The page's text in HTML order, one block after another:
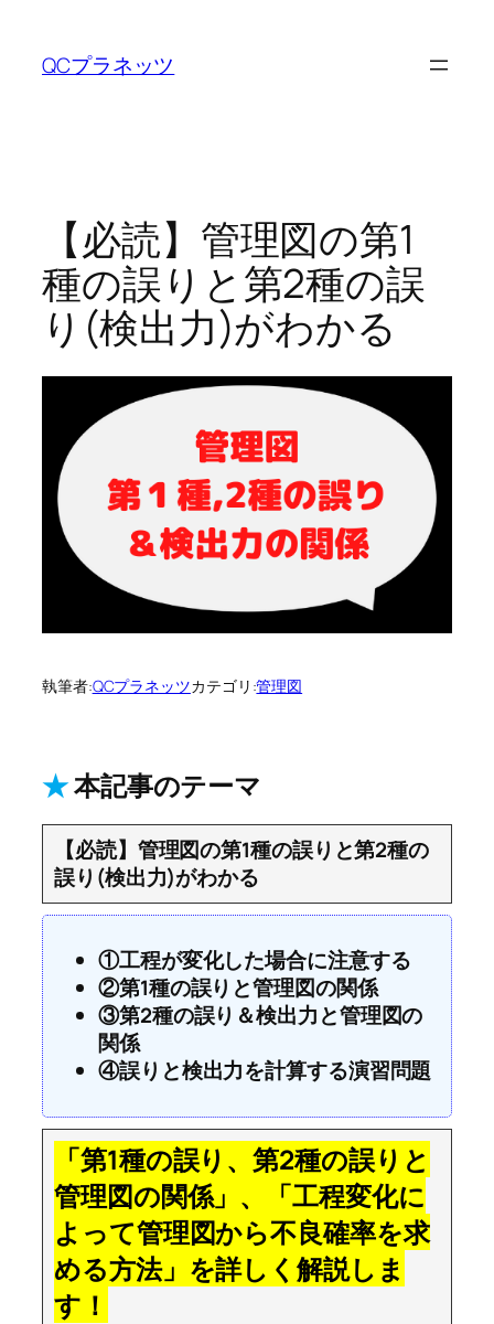
QCプラネッツ
【必読】管理図の第1
種の誤りと第2種の誤
り(検出力)がわかる
執筆者:QCプラネッツカテゴリ:管理図
★本記事のテーマ
【必読】管理図の第1種の誤りと第2種の
誤り(検出力)がわかる
①工程が変化した場合に注意する
②第1種の誤りと管理図の関係
③第2種の誤り＆検出力と管理図の
関係
④誤りと検出力を計算する演習問題
「第1種の誤り、第2種の誤りと
管理図の関係」、「工程変化に
よって管理図から不良確率を求
める方法」を詳しく解説しま
す！